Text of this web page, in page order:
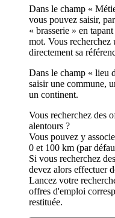
Dans le champ «
vous pouvez saisir,
« brasserie » en
mot. Vous recherchez
directement sa
Dans le champ « lieu
saisir une commune,
un continent.
Vous recherchez des
alentours ?
Vous pouvez y
0 et 100 km (par
Si vous recherchez
devez alors effectuer
Lancez votre
offres d'emploi
restituée.